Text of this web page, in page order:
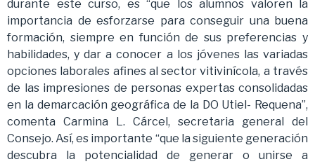
durante este curso, es “que los alumnos valoren la
importancia de esforzarse para conseguir una buena
formación, siempre en función de sus preferencias y
habilidades, y dar a conocer a los jóvenes las variadas
opciones laborales afines al sector vitivinícola, a través
de las impresiones de personas expertas consolidadas
en la demarcación geográfica de la DO Utiel- Requena”,
comenta Carmina L. Cárcel, secretaria general del
Consejo. Así, es importante “que la siguiente generación
descubra la potencialidad de generar o unirse a